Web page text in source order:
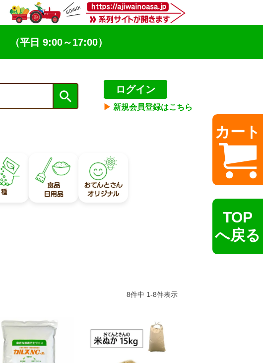
（平日 9:00～17:00）
ログイン
▶︎ 新規会員登録はこちら
カート
TOP
へ戻る
8件中 1-8件表示